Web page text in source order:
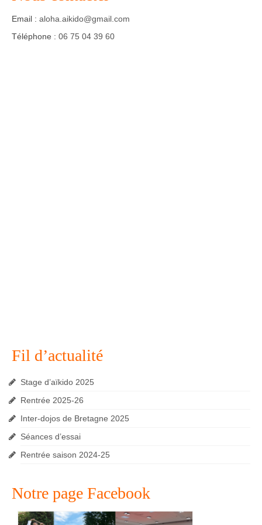
Agenda – Inscription
Email : aloha.aikido@gmail.com
Téléphone : 06 75 04 39 60
Fil d’actualité
Stage d’aïkido 2025
Rentrée 2025-26
Inter-dojos de Bretagne 2025
Séances d’essai
Rentrée saison 2024-25
Notre page Facebook